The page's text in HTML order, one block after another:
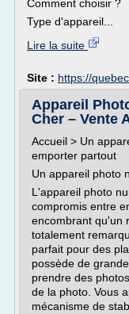
Comment choisir ?
Type d'appareil...
Lire la suite
Site : https://
Appareil
Cher – Vente
Accueil > Un
emporter partout
Un appareil photo
L'appareil photo
compromis entre
encombrant qu'un
totalement
parfait pour des
possède de
prendre des
de la photo. Vous
mécanisme de